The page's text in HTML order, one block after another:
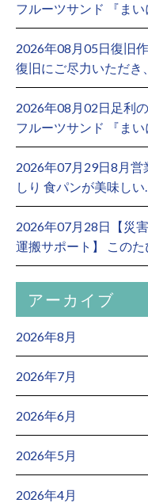
フルーツサンド 『ま
2026年08月05日復旧
復旧にご尽力いただき
2026年08月02日足利
フルーツサンド 『ま
2026年07月29日8月営
しり 食パンが美味し
2026年07月28日【災
運搬サポート】 この
アーカイブ
2026年8月
2026年7月
2026年6月
2026年5月
2026年4月